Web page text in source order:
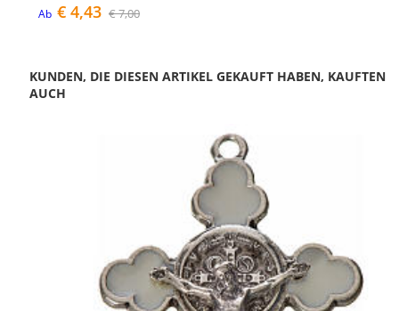
Ab € 4,43 € 7,00
KUNDEN, DIE DIESEN ARTIKEL GEKAUFT HABEN, KAUFTEN
AUCH